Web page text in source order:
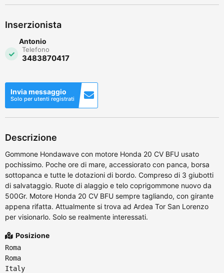
Inserzionista
Antonio
Telefono
3483870417
Invia messaggio
Solo per utenti registrati
Descrizione
Gommone Hondawave con motore Honda 20 CV BFU usato
pochissimo. Poche ore di mare, accessiorato con panca, borsa
sottopanca e tutte le dotazioni di bordo. Compreso di 3 giubotti
di salvataggio. Ruote di alaggio e telo coprigommone nuovo da
500Gr. Motore Honda 20 CV BFU sempre tagliando, con girante
appena rifatta. Attualmente si trova ad Ardea Tor San Lorenzo
per visionarlo. Solo se realmente interessati.
Posizione
Roma
Roma
Italy